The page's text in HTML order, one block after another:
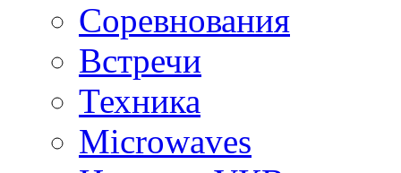
Соревнования
Встречи
Техника
Microwaves